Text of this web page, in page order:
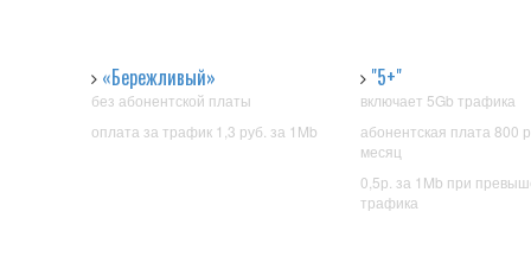
«Бережливый»
без абонентской платы
оплата за трафик 1,3 руб. за 1Mb
"5+"
включает 5Gb трафика
абонентская плата 800
месяц
0,5р. за 1Mb при
трафика